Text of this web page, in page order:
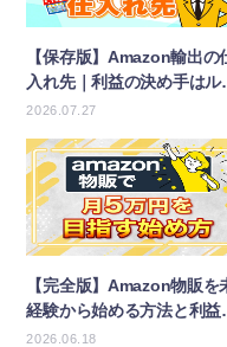
【保存版】Amazon輸出の
入れ先｜利益の決め手はル
トの有無！
2026.07.27
【完全版】Amazon物販を
経験から始める方法と利益
出すコツまとめ
2026.06.18